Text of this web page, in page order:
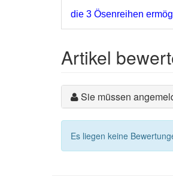
die 3 Ösenreihen
Artikel
Sie müssen
Es liegen keine